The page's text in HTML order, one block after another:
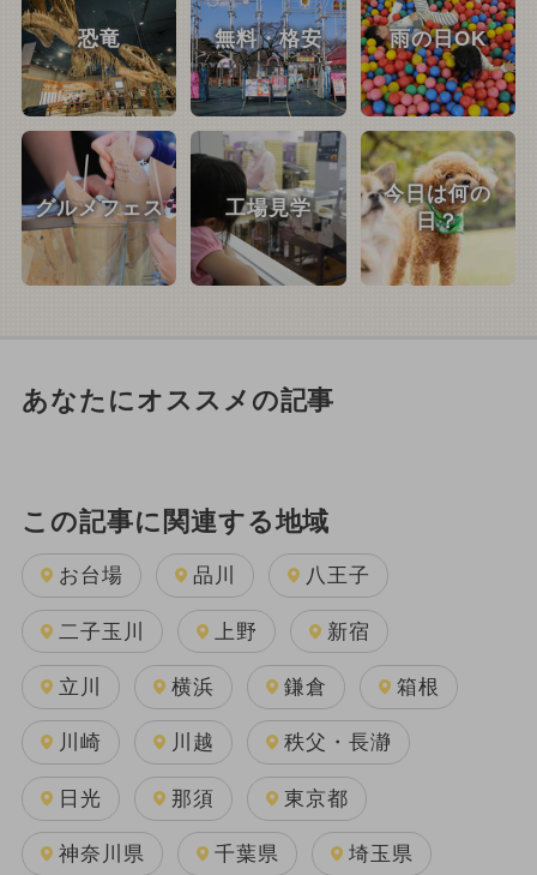
恐竜 無料・格安 雨の日OK
グルメフェス 工場見学
今日は何の
日？
あなたにオススメの記事
この記事に関連する地域
お台場 品川 八王子
二子玉川 上野 新宿
立川 横浜 鎌倉 箱根
川崎 川越 秩父・長瀞
日光 那須 東京都
神奈川県 千葉県 埼玉県